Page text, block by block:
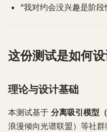
“我对约会没兴趣是阶
这份测试是如何设
理论与设计基础
本测试基于 分离吸引模型
浪漫倾向光谱联盟）等社